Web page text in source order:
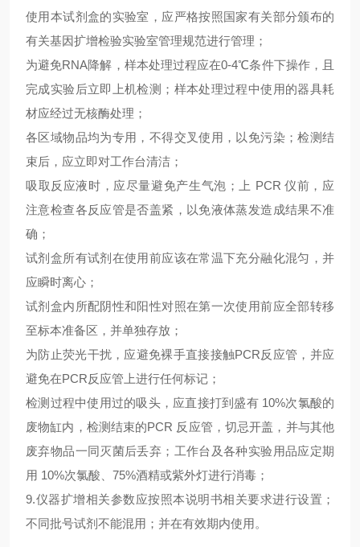
使用本试剂盒的实验室，应严格按照国家有关部分颁布的
有关基因扩增检验实验室管理规范进行管理；
为避免RNA降解，样本处理过程应在0-4℃条件下操作，且
完成实验后立即上机检测；样本处理过程中使用的器具耗
材应经过无核酶处理；
各区域物品均为专用，不得交叉使用，以免污染；检测结
束后，应立即对工作台清洁；
吸取反应液时，应尽量避免产生气泡；上 PCR 仪前，应
注意检查各反应管是否盖紧，以免液体蒸发造成结果不准
确；
试剂盒所有试剂在使用前应该在常温下充分融化混匀，并
应瞬时离心；
试剂盒内所配阴性和阳性对照在第一次使用前应全部转移
至标本准备区，并单独存放；
为防止荧光干扰，应避免裸手直接接触PCR反应管，并应
避免在PCR反应管上进行任何标记；
检测过程中使用过的吸头，应直接打到盛有10%次氯酸的
废物缸内，检测结束的PCR 反应管，切忌开盖，并与其他
废弃物品一同灭菌后丢弃；工作台及各种实验用品应定期
用 10%次氯酸、75%酒精或紫外灯进行消毒；
9.仪器扩增相关参数应按照本说明书相关要求进行设置；
不同批号试剂不能混用；并在有效期内使用。